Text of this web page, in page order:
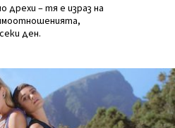
SS25
дрехи – тя е израз на
ден.